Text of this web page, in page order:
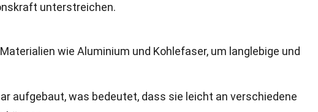
unterstreichen.
wie Aluminium und Kohlefaser, um langlebige und
aufgebaut, was bedeutet, dass sie leicht an verschiedene